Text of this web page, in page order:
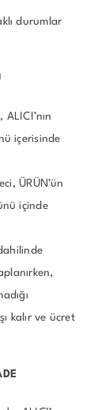
durumlar
içerisinde
ÜRÜN’ün
içinde
kalır ve ücret